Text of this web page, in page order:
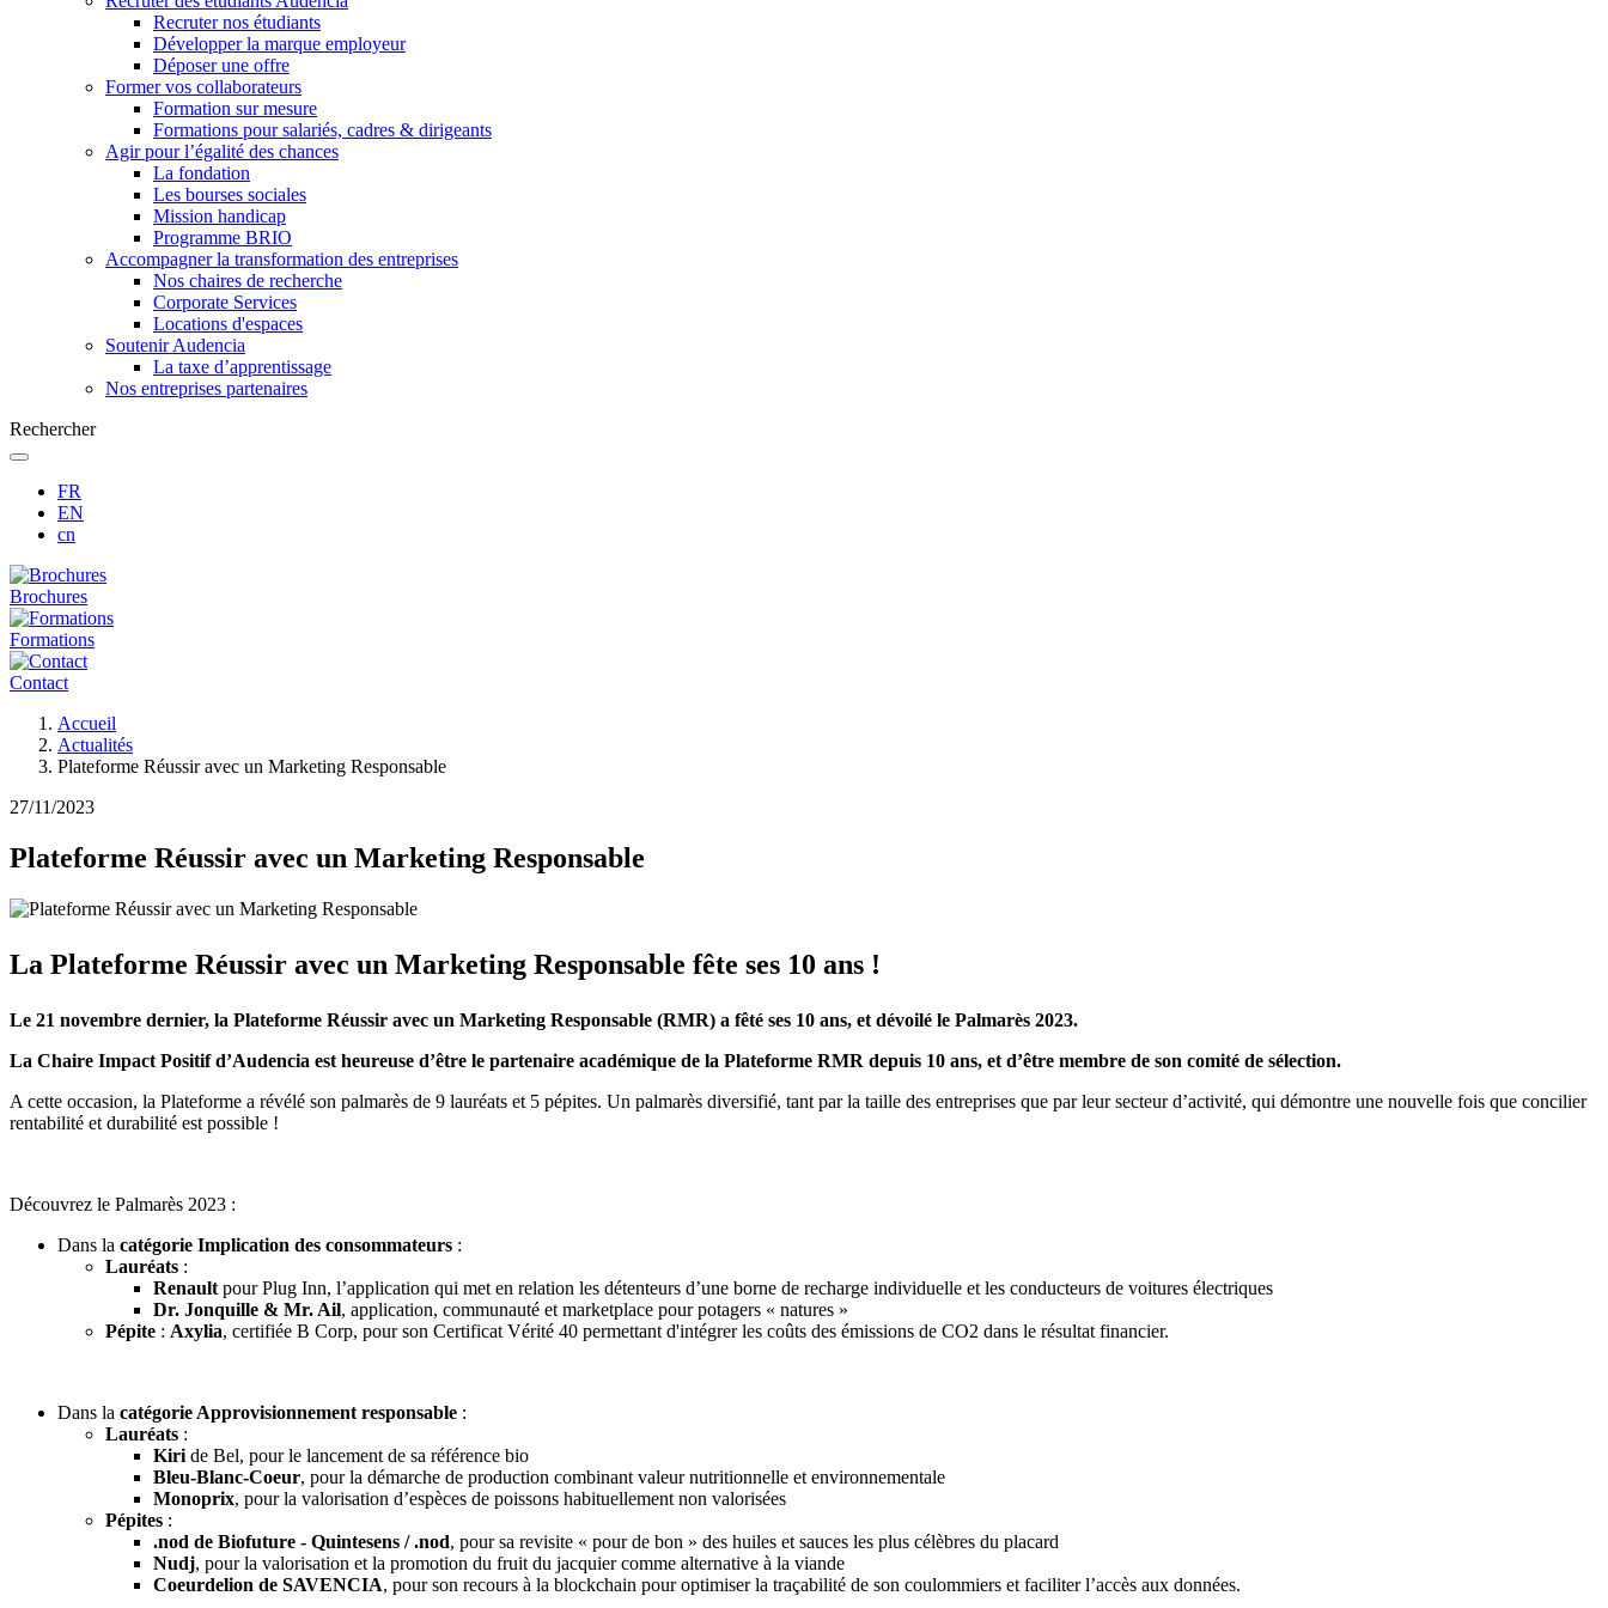
Recruter nos étudiants
Développer la marque employeur
Déposer une offre
Former vos collaborateurs
Formation sur mesure
Formations pour salariés, cadres & dirigeants
Agir pour l’égalité des chances
La fondation
Les bourses sociales
Mission handicap
Programme BRIO
Accompagner la transformation des entreprises
Nos chaires de recherche
Corporate Services
Locations d'espaces
Soutenir Audencia
La taxe d’apprentissage
Nos entreprises partenaires
Rechercher
FR
EN
cn
Brochures
Formations
Contact
d'Ariane
Accueil
Actualités
Plateforme Réussir avec un Marketing Responsable
27/11/2023
Plateforme Réussir avec un Marketing Responsable
La Plateforme Réussir avec un Marketing Responsable fête ses 10 ans !
Le 21 novembre dernier, la Plateforme Réussir avec un Marketing Responsable (RMR) a fêté ses 10 ans, et dévoilé le Palmarès 2023.
La Chaire Impact Positif d’Audencia est heureuse d’être le partenaire académique de la Plateforme RMR depuis 10 ans, et d’être membre de son comité de sélection.
A cette occasion, la Plateforme a révélé son palmarès de 9 lauréats et 5 pépites. Un palmarès diversifié, tant par la taille des entreprises que par leur secteur d’activité, qui démontre une nouvelle fois que concilier
rentabilité et durabilité est possible !
Découvrez le Palmarès 2023 :
Dans la catégorie Implication des consommateurs :
Lauréats :
Renault pour Plug Inn, l’application qui met en relation les détenteurs d’une borne de recharge individuelle et les conducteurs de voitures électriques
Dr. Jonquille & Mr. Ail, application, communauté et marketplace pour potagers « natures »
Pépite : Axylia, certifiée B Corp, pour son Certificat Vérité 40 permettant d'intégrer les coûts des émissions de CO2 dans le résultat financier.
Dans la catégorie Approvisionnement responsable :
Lauréats :
Kiri de Bel, pour le lancement de sa référence bio
Bleu-Blanc-Coeur, pour la démarche de production combinant valeur nutritionnelle et environnementale
Monoprix, pour la valorisation d’espèces de poissons habituellement non valorisées
Pépites :
.nod de Biofuture - Quintesens / .nod, pour sa revisite « pour de bon » des huiles et sauces les plus célèbres du placard
Nudj, pour la valorisation et la promotion du fruit du jacquier comme alternative à la viande
Coeurdelion de SAVENCIA, pour son recours à la blockchain pour optimiser la traçabilité de son coulommiers et faciliter l’accès aux données.